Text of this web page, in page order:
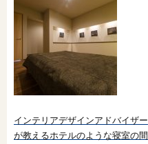
インテリアデザインアドバイザー
が教えるホテルのような寝室の間